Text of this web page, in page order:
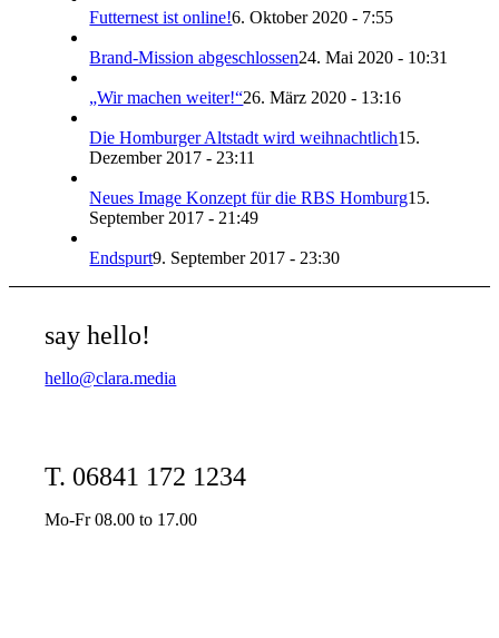
Futternest ist online!6. Oktober 2020 - 7:55
Brand-Mission abgeschlossen24. Mai 2020 - 10:31
„Wir machen weiter!“26. März 2020 - 13:16
Die Homburger Altstadt wird weihnachtlich15.
Dezember 2017 - 23:11
Neues Image Konzept für die RBS Homburg15.
September 2017 - 21:49
Endspurt9. September 2017 - 23:30
say hello!
hello@clara.media
T. 06841 172 1234
Mo-Fr 08.00 to 17.00